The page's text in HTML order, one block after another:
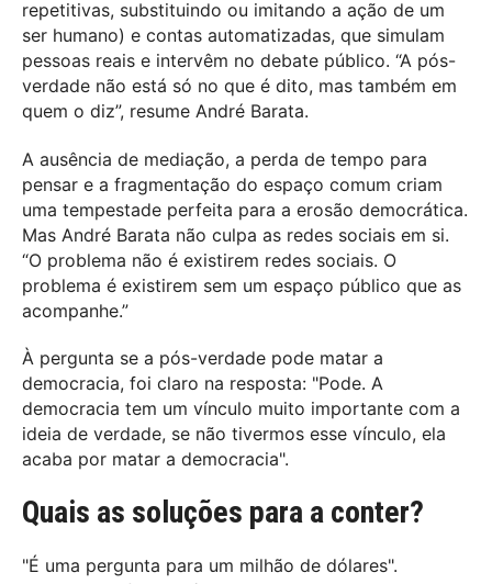
repetitivas, substituindo ou imitando a ação de um
ser humano) e contas automatizadas, que simulam
pessoas reais e intervêm no debate público. “A pós-
verdade não está só no que é dito, mas também em
quem o diz”, resume André Barata.
A ausência de mediação, a perda de tempo para
pensar e a fragmentação do espaço comum criam
uma tempestade perfeita para a erosão democrática.
Mas André Barata não culpa as redes sociais em si.
“O problema não é existirem redes sociais. O
problema é existirem sem um espaço público que as
acompanhe.”
À pergunta se a pós-verdade pode matar a
democracia, foi claro na resposta: "Pode. A
democracia tem um vínculo muito importante com a
ideia de verdade, se não tivermos esse vínculo, ela
acaba por matar a democracia".
Quais as soluções para a conter?
"É uma pergunta para um milhão de dólares".